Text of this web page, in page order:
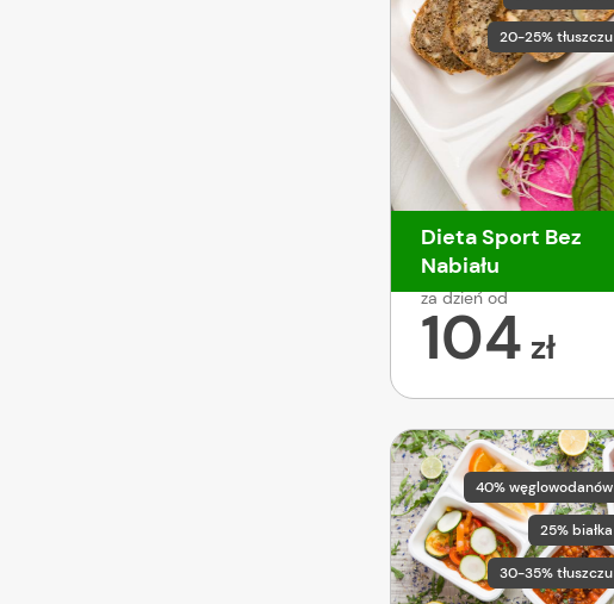
20-25% tłuszczu
Dieta Sport Bez
Nabiału
za dzień od
104 zł
40% węglowodanów
25% białka
30-35% tłuszczu